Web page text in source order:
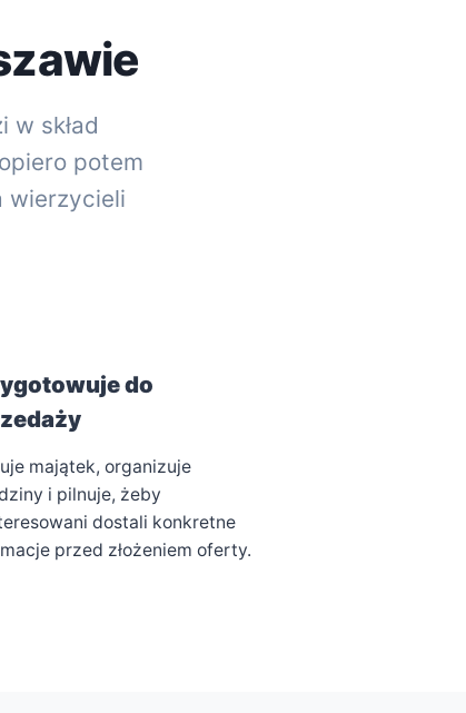
skład
potem
wierzycieli
do
majątek, organizuje
i pilnuje, żeby
dostali konkretne
przed złożeniem oferty.